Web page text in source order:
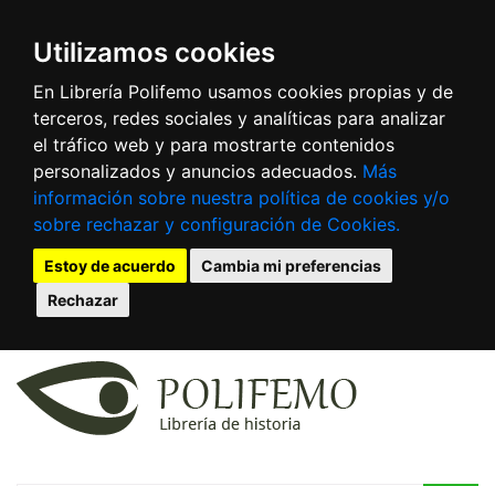
Utilizamos cookies
En Librería Polifemo usamos cookies propias y de
terceros, redes sociales y analíticas para analizar
el tráfico web y para mostrarte contenidos
personalizados y anuncios adecuados. Más
información sobre nuestra política de cookies y/o
sobre rechazar y configuración de Cookies.
Estoy de acuerdo
Cambia mi preferencias
Rechazar